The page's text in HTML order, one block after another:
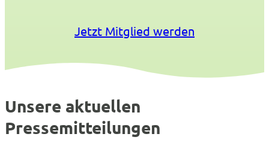
Jetzt Mitglied werden
Unsere aktuellen
Pressemitteilungen